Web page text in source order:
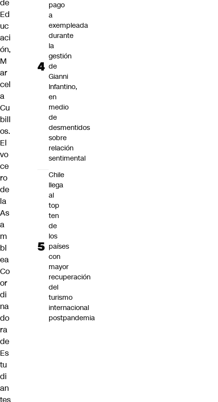
de
Ed
uc
aci
ón,
M
ar
cel
a
Cu
bill
os.
El
vo
ce
ro
de
la
As
a
m
bl
ea
Co
or
di
na
do
ra
de
Es
tu
di
an
tes
pago
a
exempleada
durante
la
gestión
de
Gianni
Infantino,
en
medio
de
desmentidos
sobre
relación
sentimental
Chile
llega
al
top
ten
de
los
países
con
mayor
recuperación
del
turismo
internacional
postpandemia